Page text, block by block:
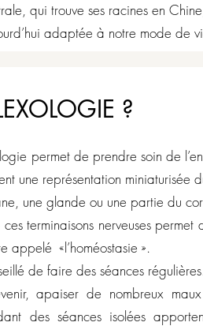
qui trouve ses racines en
adaptée à notre mode de
?
permet de prendre soin de
une représentation miniaturisée
une glande ou une partie du
terminaisons nerveuses
appelé «l’homéostasie ».
de faire des séances
apaiser de nombreux maux
des séances isolées